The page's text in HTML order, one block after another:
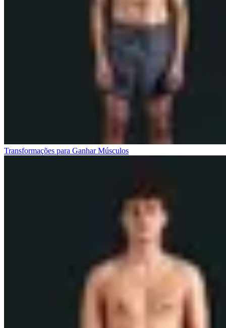
Transformações para Ganhar Músculos